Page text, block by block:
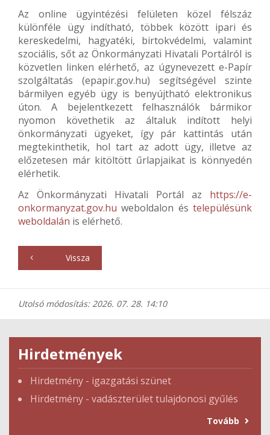
Az online ügyintézési felületen közel félszáz
különféle ügy indítható, többek között ipari és
kereskedelmi, hagyatéki, birtokvédelmi, valamint
szociális, sőt az Önkormányzati Hivatali Portálról is
közvetlen linken elérhető, az úgynevezett e-Papír
szolgáltatás (epapir.gov.hu) segítségével szinte
bármilyen egyéb ügy is benyújtható elektronikus
úton. A bejelentkezett felhasználók bármikor
nyomon követhetik az általuk indított helyi
önkormányzati ügyeket, így pár kattintás után
megtekinthetik, hol tart az adott ügy, illetve az
előzetesen már kitöltött űrlapjaikat is könnyedén
elérhetik.
Az Önkormányzati Hivatali Portál az https://e-
onkormanyzat.gov.hu weboldalon és településünk
weboldalán is elérhető.
Vissza
Utolsó módosítás: 2026. 07. 28. 14:10
Hirdetmények
Hirdetmény - igazgatási szünet
Hirdetmény - vadászterület tulajdonosi gyűlés
Tovább